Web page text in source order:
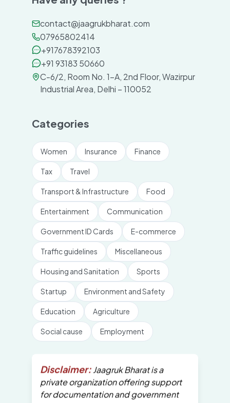
contact@jaagrukbharat.com
07965802414
+917678392103
+91 93183 50660
C-6/2, Room No. 1-A, 2nd Floor, Wazirpur
Industrial Area, Delhi – 110052
Categories
Women Insurance Finance
Tax Travel
Transport & Infrastructure Food
Entertainment Communication
Government ID Cards E-commerce
Traffic guidelines Miscellaneous
Housing and Sanitation Sports
Startup Environment and Safety
Education Agriculture
Social cause Employment
Disclaimer:Jaagruk Bharat is a
private organization offering support
for documentation and government